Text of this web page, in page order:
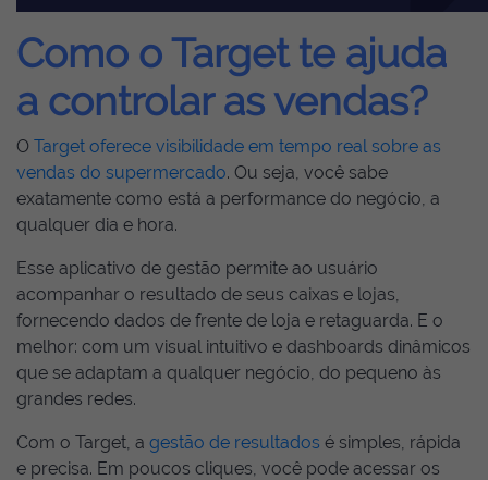
Como o Target te ajuda
a controlar as vendas?
O Target oferece visibilidade em tempo real sobre as
vendas do supermercado. Ou seja, você sabe
exatamente como está a performance do negócio, a
qualquer dia e hora.
Esse aplicativo de gestão permite ao usuário
acompanhar o resultado de seus caixas e lojas,
fornecendo dados de frente de loja e retaguarda. E o
melhor: com um visual intuitivo e dashboards dinâmicos
que se adaptam a qualquer negócio, do pequeno às
grandes redes.
Com o Target, a gestão de resultados é simples, rápida
e precisa. Em poucos cliques, você pode acessar os